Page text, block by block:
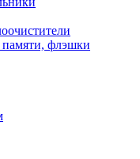
флэшки